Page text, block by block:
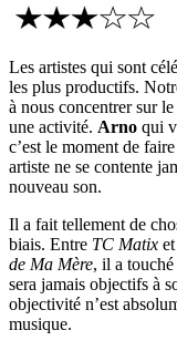
Les artistes qui sont
les plus productifs.
à nous concentrer sur
une activité. Arno qui
c’est le moment de
artiste ne se contente
nouveau son.
Il a fait tellement de
biais. Entre TC Matix et
de Ma Mère, il a
sera jamais objectifs à
objectivité n’est
musique.